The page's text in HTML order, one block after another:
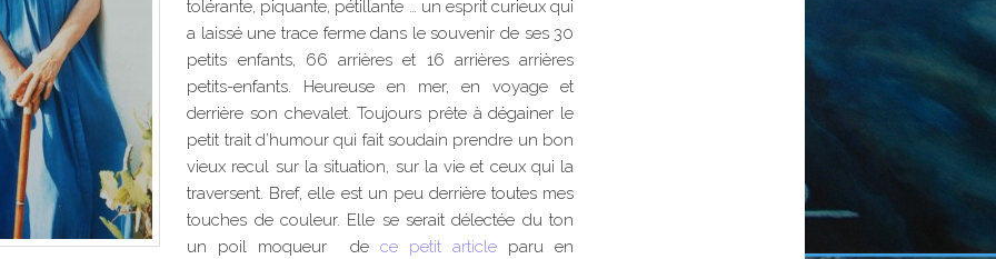
tolérante, piquante, pétillante … un esprit curieux qui
a laissé une trace ferme dans le souvenir de ses 30
petits enfants, 66 arrières et 16 arrières arrières
petits-enfants. Heureuse en mer, en voyage et
derrière son chevalet. Toujours prête à dégainer le
petit trait d’humour qui fait soudain prendre un bon
vieux recul sur la situation, sur la vie et ceux qui la
traversent. Bref, elle est un peu derrière toutes mes
touches de couleur. Elle se serait délectée du ton
un poil moqueur de ce petit articleparu en